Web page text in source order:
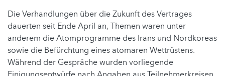
Die Verhandlungen über die Zukunft des Vertrages
dauerten seit Ende April an, Themen waren unter
anderem die Atomprogramme des Irans und Nordkoreas
sowie die Befürchtung eines atomaren Wettrüstens.
Während der Gespräche wurden vorliegende